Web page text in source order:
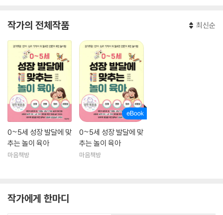
작가의 전체작품 최신순
0~5세 성장 발달에 맞
추는 놀이 육아
마음책방
0~5세 성장 발달에 맞
추는 놀이 육아
마음책방
작가에게 한마디